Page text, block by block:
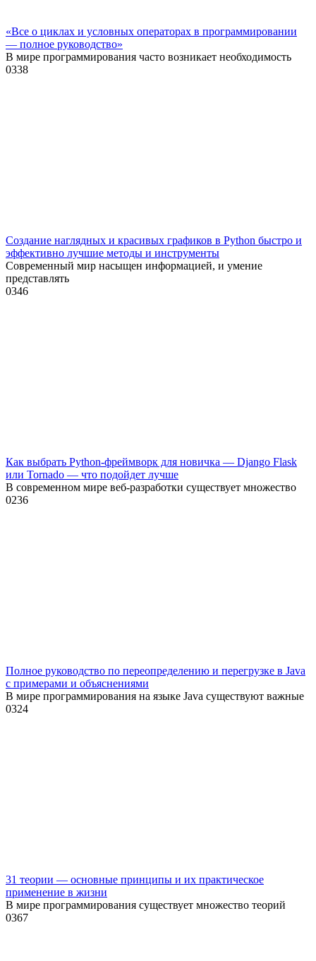
«Все о циклах и условных операторах в программировании
— полное руководство»
В мире программирования часто возникает необходимость
0338
Создание наглядных и красивых графиков в Python быстро и
эффективно лучшие методы и инструменты
Современный мир насыщен информацией, и умение
представлять
0346
Как выбрать Python-фреймворк для новичка — Django Flask
или Tornado — что подойдет лучше
В современном мире веб-разработки существует множество
0236
Полное руководство по переопределению и перегрузке в Java
с примерами и объяснениями
В мире программирования на языке Java существуют важные
0324
31 теории — основные принципы и их практическое
применение в жизни
В мире программирования существует множество теорий
0367